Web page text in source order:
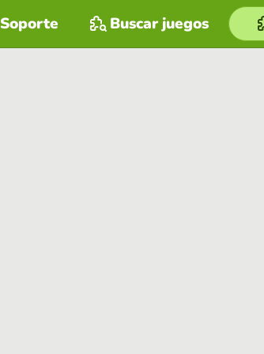
Soporte Buscar juegos